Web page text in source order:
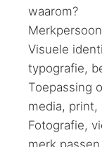
waarom?
Visuele
typografie,
Toepassing
media, print,
Fotografie,
merk passen